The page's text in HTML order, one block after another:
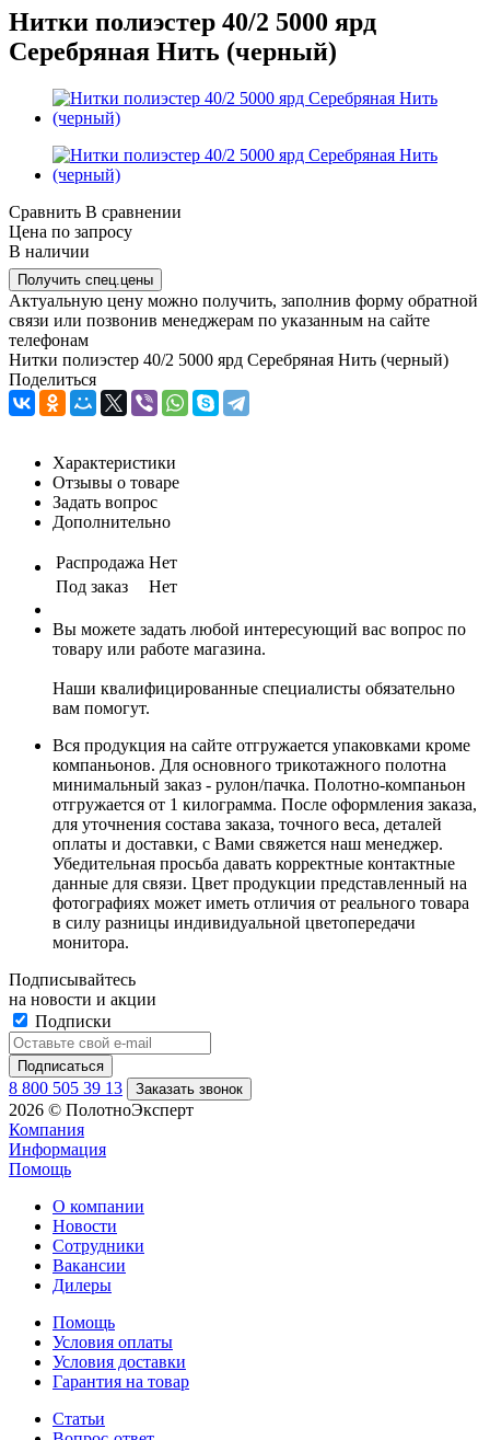
Нитки полиэстер 40/2 5000 ярд
Серебряная Нить (черный)
Сравнить В сравнении
Цена по запросу
В наличии
Получить спец.цены
Актуальную цену можно получить, заполнив форму обратной
связи или позвонив менеджерам по указанным на сайте
телефонам
Нитки полиэстер 40/2 5000 ярд Серебряная Нить (черный)
Поделиться
Характеристики
Отзывы о товаре
Задать вопрос
Дополнительно
Распродажа Нет
Под заказ
Нет
Вы можете задать любой интересующий вас вопрос по
товару или работе магазина.
Наши квалифицированные специалисты обязательно
вам помогут.
Вся продукция на сайте отгружается упаковками кроме
компаньонов. Для основного трикотажного полотна
минимальный заказ - рулон/пачка. Полотно-компаньон
отгружается от 1 килограмма. После оформления заказа,
для уточнения состава заказа, точного веса, деталей
оплаты и доставки, с Вами свяжется наш менеджер.
Убедительная просьба давать корректные контактные
данные для связи. Цвет продукции представленный на
фотографиях может иметь отличия от реального товара
в силу разницы индивидуальной цветопередачи
монитора.
Подписывайтесь
на новости и акции
Подписки
8 800 505 39 13 Заказать звонок
2026 © ПолотноЭксперт
Компания
Информация
Помощь
О компании
Новости
Сотрудники
Вакансии
Дилеры
Помощь
Условия оплаты
Условия доставки
Гарантия на товар
Статьи